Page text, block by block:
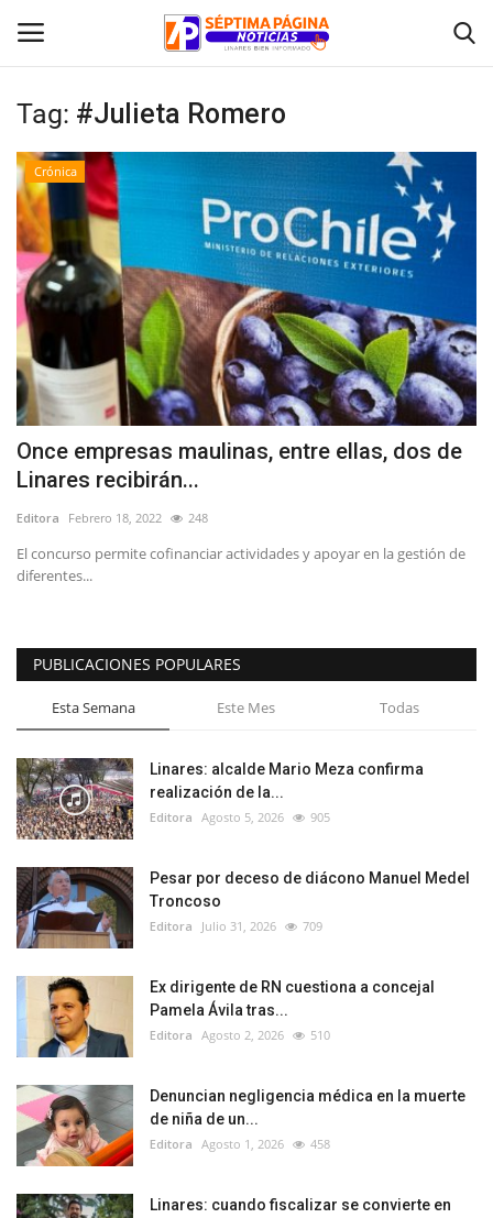
Inicio
Crónica
Policial
Tribunales
Deporte
Política
Espectáculos
Tag: #Julieta Romero
Crónica
Once empresas maulinas, entre ellas, dos de
Linares recibirán...
Editora Febrero 18, 2022 248
El concurso permite cofinanciar actividades y apoyar en la gestión de
diferentes...
PUBLICACIONES POPULARES
Esta Semana Este Mes Todas
Linares: alcalde Mario Meza confirma
realización de la...
Editora Agosto 5, 2026 905
Pesar por deceso de diácono Manuel Medel
Troncoso
Editora Julio 31, 2026 709
Ex dirigente de RN cuestiona a concejal
Pamela Ávila tras...
Editora Agosto 2, 2026 510
Denuncian negligencia médica en la muerte
de niña de un...
Editora Agosto 1, 2026 458
Linares: cuando fiscalizar se convierte en